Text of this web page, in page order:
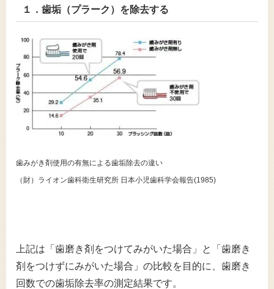
１．歯垢（プラーク）を除去する
歯みがき剤使用の有無による歯垢除去の違い
（財）ライオン歯科衛生研究所 日本小児歯科学会報告(1985)
上記は「歯磨き剤をつけてみがいた場合」と「歯磨き
剤をつけずにみがいた場合」の比較を目的に、歯磨き
回数での歯垢除去率の測定結果です。